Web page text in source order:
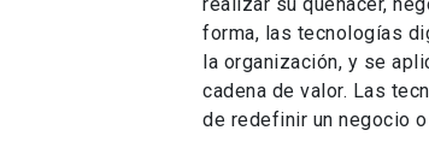
forma, las tecnologías
la organización, y se
cadena de valor. Las
de redefinir un negocio